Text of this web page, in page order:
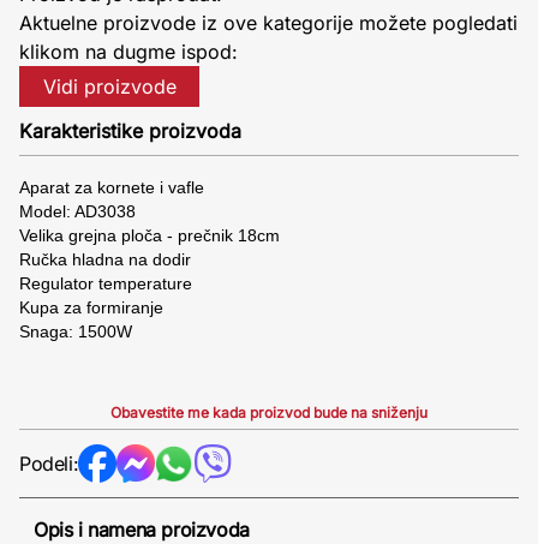
Aktuelne proizvode iz ove kategorije možete pogledati
klikom na dugme ispod:
Vidi proizvode
Karakteristike proizvoda
Aparat za kornete i vafle
Model: AD3038
Velika grejna ploča - prečnik 18cm
Ručka hladna na dodir
Regulator temperature
Kupa za formiranje
Snaga: 1500W
Obavestite me kada proizvod bude na sniženju
Podeli:
Opis i namena proizvoda